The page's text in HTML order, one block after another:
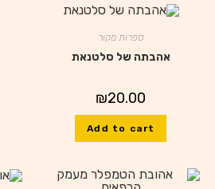
ספרות מקור
אהבתה של סלטנאת
₪20.00
Add to cart